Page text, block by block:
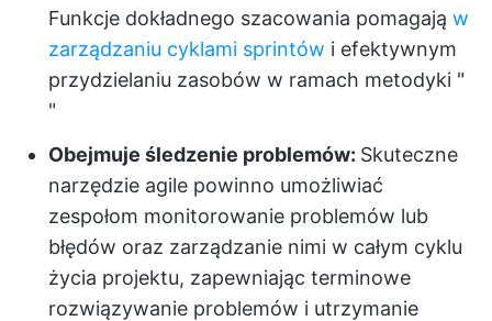
Funkcje dokładnego szacowania pomagają w
zarządzaniu cyklami sprintów i efektywnym
przydzielaniu zasobów w ramach metodyki "
"
Obejmuje śledzenie problemów: Skuteczne
narzędzie agile powinno umożliwiać
zespołom monitorowanie problemów lub
błędów oraz zarządzanie nimi w całym cyklu
życia projektu, zapewniając terminowe
rozwiązywanie problemów i utrzymanie